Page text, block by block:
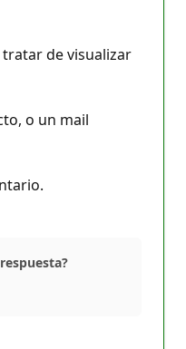
tratar de visualizar
o un mail